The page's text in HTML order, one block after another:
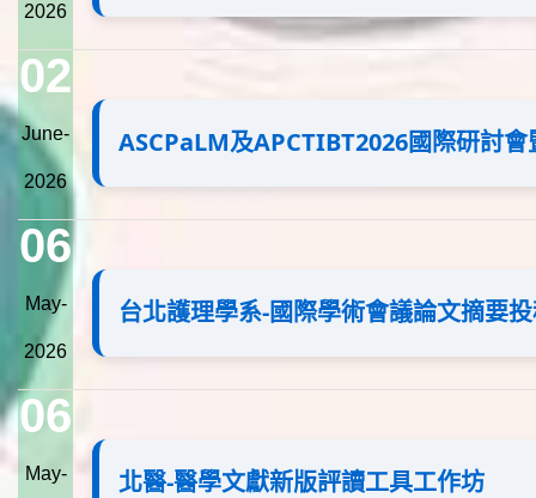
2026
02
June-
2026
ASCPaLM及APCTIBT2026國際研討會
06
May-
2026
台北護理學系-國際學術會議論文摘要
06
May- 北醫-醫學文獻新版評讀工具工作坊